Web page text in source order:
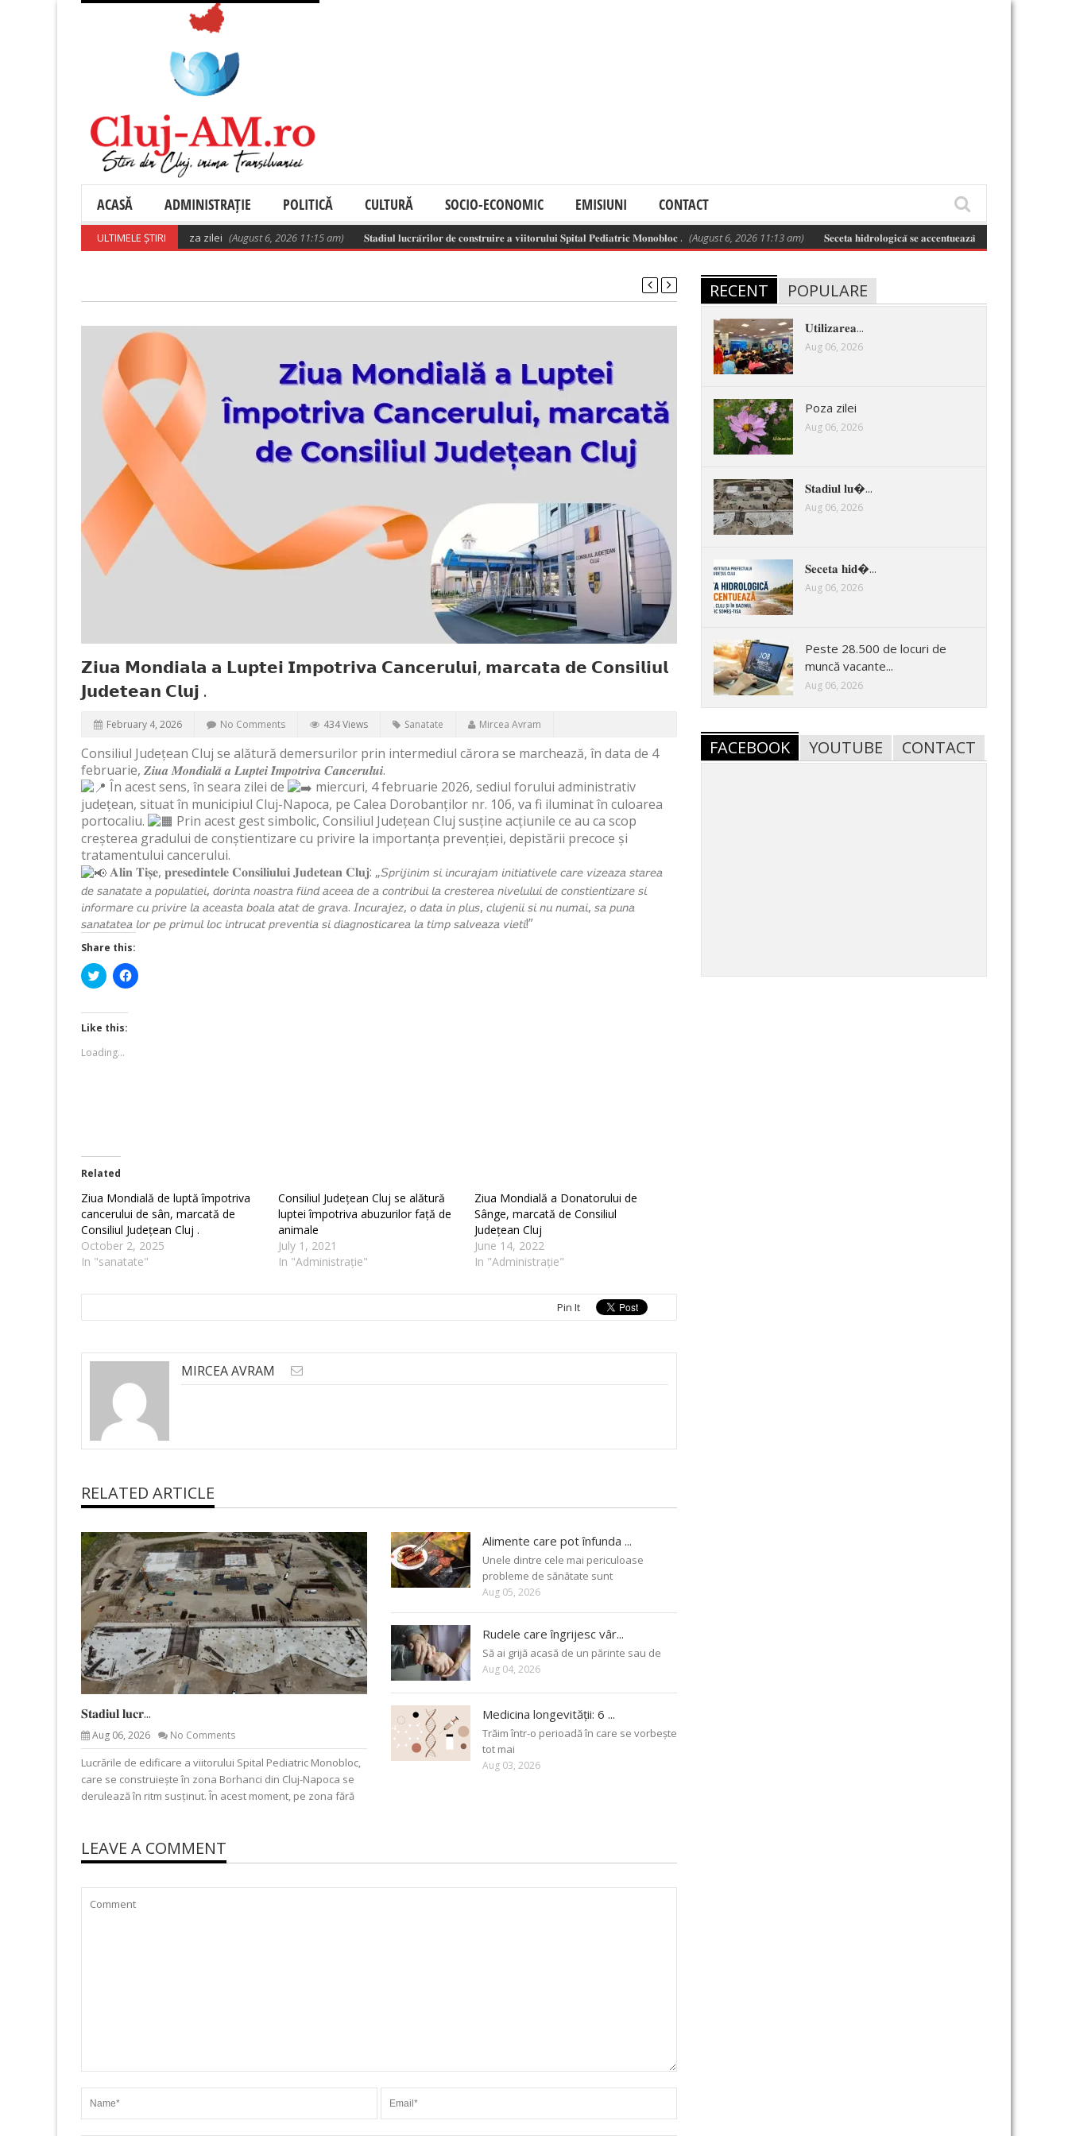
ACASĂ ADMINISTRAȚIE POLITICĂ CULTURĂ SOCIO-ECONOMIC EMISIUNI CONTACT
ULTIMELE ȘTIRIPoza zilei (August 6, 2026 11:15 am) 𝐒𝐭𝐚𝐝𝐢𝐮𝐥 𝐥𝐮𝐜𝐫𝐚̆𝐫𝐢𝐥𝐨𝐫 𝐝𝐞 𝐜𝐨𝐧𝐬𝐭𝐫𝐮𝐢𝐫𝐞 𝐚 𝐯𝐢𝐢𝐭𝐨𝐫𝐮𝐥𝐮𝐢 𝐒𝐩𝐢𝐭𝐚𝐥 𝐏𝐞𝐝𝐢𝐚𝐭𝐫𝐢𝐜 𝐌𝐨𝐧𝐨𝐛𝐥𝐨𝐜 . (August 6, 2026 11:13 am) 𝐒𝐞𝐜𝐞𝐭𝐚 𝐡𝐢𝐝𝐫𝐨𝐥𝐨𝐠𝐢𝐜𝐚̆ 𝐬𝐞 𝐚𝐜𝐜𝐞𝐧𝐭𝐮𝐞𝐚𝐳𝐚̆ 𝐢̂𝐧 𝐣𝐮𝐝𝐞𝐭̦𝐮𝐥 𝐂𝐥𝐮𝐣 𝐬̦𝐢 𝐢̂𝐧
𝗭𝗶𝘂𝗮 𝗠𝗼𝗻𝗱𝗶𝗮𝗹𝗮 𝗮 𝗟𝘂𝗽𝘁𝗲𝗶 𝗜𝗺𝗽𝗼𝘁𝗿𝗶𝘃𝗮 𝗖𝗮𝗻𝗰𝗲𝗿𝘂𝗹𝘂𝗶, 𝗺𝗮𝗿𝗰𝗮𝘁𝗮 𝗱𝗲 𝗖𝗼𝗻𝘀𝗶𝗹𝗶𝘂𝗹
𝗝𝘂𝗱𝗲𝘁𝗲𝗮𝗻 𝗖𝗹𝘂𝗷 .
February 4, 2026 No Comments 434 Views Sanatate Mircea Avram
Consiliul Județean Cluj se alătură demersurilor prin intermediul cărora se marchează, în data de 4
februarie, 𝒁𝒊𝒖𝒂 𝑴𝒐𝒏𝒅𝒊𝒂𝒍𝒂̆ 𝒂 𝑳𝒖𝒑𝒕𝒆𝒊 𝑰̂𝒎𝒑𝒐𝒕𝒓𝒊𝒗𝒂 𝑪𝒂𝒏𝒄𝒆𝒓𝒖𝒍𝒖𝒊.
În acest sens, în seara zilei de
miercuri, 4 februarie 2026, sediul forului administrativ
județean, situat în municipiul Cluj-Napoca, pe Calea Dorobanților nr. 106, va fi iluminat în culoarea
portocaliu.
Prin acest gest simbolic, Consiliul Județean Cluj susține acțiunile ce au ca scop
creșterea gradului de conștientizare cu privire la importanța prevenției, depistării precoce și
tratamentului cancerului.
𝐀𝐥𝐢𝐧 𝐓𝐢𝐬̦𝐞, 𝐩𝐫𝐞𝐬𝐞𝐝𝐢𝐧𝐭𝐞𝐥𝐞 𝐂𝐨𝐧𝐬𝐢𝐥𝐢𝐮𝐥𝐮𝐢 𝐉𝐮𝐝𝐞𝐭𝐞𝐚𝐧 𝐂𝐥𝐮𝐣: „𝘚𝘱𝘳𝘪𝘫𝘪𝘯𝘪𝘮 𝘴𝘪 𝘪𝘯𝘤𝘶𝘳𝘢𝘫𝘢𝘮 𝘪𝘯𝘪𝘵𝘪𝘢𝘵𝘪𝘷𝘦𝘭𝘦 𝘤𝘢𝘳𝘦 𝘷𝘪𝘻𝘦𝘢𝘻𝘢 𝘴𝘵𝘢𝘳𝘦𝘢
𝘥𝘦 𝘴𝘢𝘯𝘢𝘵𝘢𝘵𝘦 𝘢 𝘱𝘰𝘱𝘶𝘭𝘢𝘵𝘪𝘦𝘪, 𝘥𝘰𝘳𝘪𝘯𝘵𝘢 𝘯𝘰𝘢𝘴𝘵𝘳𝘢 𝘧𝘪𝘪𝘯𝘥 𝘢𝘤𝘦𝘦𝘢 𝘥𝘦 𝘢 𝘤𝘰𝘯𝘵𝘳𝘪𝘣𝘶𝘪 𝘭𝘢 𝘤𝘳𝘦𝘴𝘵𝘦𝘳𝘦𝘢 𝘯𝘪𝘷𝘦𝘭𝘶𝘭𝘶𝘪 𝘥𝘦 𝘤𝘰𝘯𝘴𝘵𝘪𝘦𝘯𝘵𝘪𝘻𝘢𝘳𝘦 𝘴𝘪
𝘪𝘯𝘧𝘰𝘳𝘮𝘢𝘳𝘦 𝘤𝘶 𝘱𝘳𝘪𝘷𝘪𝘳𝘦 𝘭𝘢 𝘢𝘤𝘦𝘢𝘴𝘵𝘢 𝘣𝘰𝘢𝘭𝘢 𝘢𝘵𝘢𝘵 𝘥𝘦 𝘨𝘳𝘢𝘷𝘢. 𝘐𝘯𝘤𝘶𝘳𝘢𝘫𝘦𝘻, 𝘰 𝘥𝘢𝘵𝘢 𝘪𝘯 𝘱𝘭𝘶𝘴, 𝘤𝘭𝘶𝘫𝘦𝘯𝘪𝘪 𝘴𝘪 𝘯𝘶 𝘯𝘶𝘮𝘢𝘪, 𝘴𝘢 𝘱𝘶𝘯𝘢
𝘴𝘢𝘯𝘢𝘵𝘢𝘵𝘦𝘢 𝘭𝘰𝘳 𝘱𝘦 𝘱𝘳𝘪𝘮𝘶𝘭 𝘭𝘰𝘤 𝘪𝘯𝘵𝘳𝘶𝘤𝘢𝘵 𝘱𝘳𝘦𝘷𝘦𝘯𝘵𝘪𝘢 𝘴𝘪 𝘥𝘪𝘢𝘨𝘯𝘰𝘴𝘵𝘪𝘤𝘢𝘳𝘦𝘢 𝘭𝘢 𝘵𝘪𝘮𝘱 𝘴𝘢𝘭𝘷𝘦𝘢𝘻𝘢 𝘷𝘪𝘦𝘵𝘪!”
Share this:
Click
to
Twitter
(Opens
in
new
window)
Click
to
Like this:
Loading...
Related
Ziua Mondială de luptă împotriva
cancerului de sân, marcată de
Consiliul Județean Cluj .
October 2, 2025
In "sanatate"
Consiliul Județean Cluj se alătură
luptei împotriva abuzurilor față de
animale
July 1, 2021
In "Administrație"
Ziua Mondială a Donatorului de
Sânge, marcată de Consiliul
Județean Cluj
June 14, 2022
In "Administrație"
Pin It
MIRCEA AVRAM
RELATED ARTICLE
𝐒𝐭𝐚𝐝𝐢𝐮𝐥 𝐥𝐮𝐜𝐫...
Aug 06, 2026 No Comments
Lucrările de edificare a viitorului Spital Pediatric Monobloc,
care se construiește în zona Borhanci din Cluj-Napoca se
derulează în ritm susținut. În acest moment, pe zona fără
Alimente care pot înfunda ...
Unele dintre cele mai periculoase
probleme de sănătate sunt
Aug 05, 2026
Rudele care îngrijesc vâr...
Să ai grijă acasă de un părinte sau de
Aug 04, 2026
Medicina longevității: 6 ...
Trăim într-o perioadă în care se vorbește
tot mai
Aug 03, 2026
LEAVE A COMMENT
RECENT POPULARE
𝐔𝐭𝐢𝐥𝐢𝐳𝐚𝐫𝐞𝐚...
Aug 06, 2026
Poza zilei
Aug 06, 2026
𝐒𝐭𝐚𝐝𝐢𝐮𝐥 𝐥𝐮�...
Aug 06, 2026
𝐒𝐞𝐜𝐞𝐭𝐚 𝐡𝐢𝐝�...
Aug 06, 2026
Peste 28.500 de locuri de
muncă vacante...
Aug 06, 2026
FACEBOOK YOUTUBE CONTACT